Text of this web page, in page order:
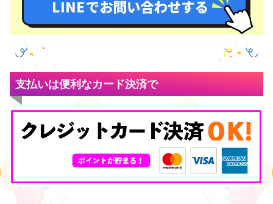
支払いは便利なカード決済で